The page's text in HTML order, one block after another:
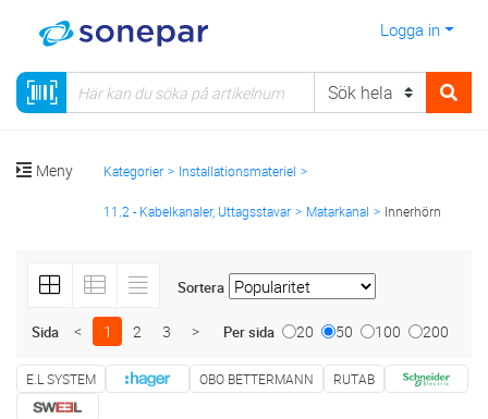
Logga in
Meny Kategorier Installationsmateriel
11.2 - Kabelkanaler, Uttagsstavar Matarkanal Innerhörn
Sortera
Sida < 1 2 3 > Per sida 20 50 100 200
E.L SYSTEM OBO BETTERMANN RUTAB